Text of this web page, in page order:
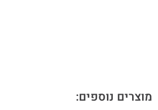
מוצרים נוספים: